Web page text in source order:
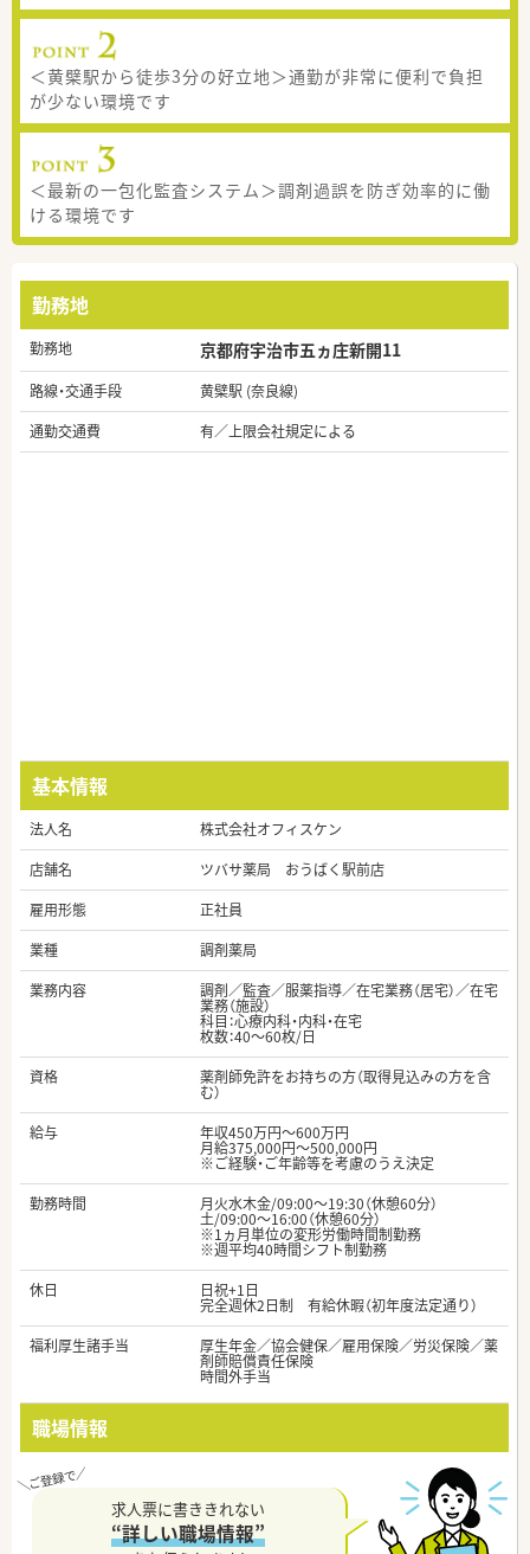
＜黄檗駅から徒歩3分の好立地＞通勤が非常に便利で負担
が少ない環境です
＜最新の一包化監査システム＞調剤過誤を防ぎ効率的に働
ける環境です
勤務地
勤務地 京都府宇治市五ヵ庄新開11
路線・交通手段
黄檗駅 (奈良線)
通勤交通費
有／上限会社規定による
基本情報
法人名
株式会社オフィスケン
店舗名
ツバサ薬局 おうばく駅前店
雇用形態
正社員
業種
調剤薬局
業務内容
調剤／監査／服薬指導／在宅業務（居宅）／在宅
業務（施設）
科目：心療内科・内科・在宅
枚数：40～60枚/日
資格
薬剤師免許をお持ちの方（取得見込みの方を含
む）
給与
年収450万円～600万円
月給375,000円～500,000円
※ご経験・ご年齢等を考慮のうえ決定
勤務時間
月火水木金/09:00～19:30（休憩60分）
土/09:00～16:00（休憩60分）
※1ヵ月単位の変形労働時間制勤務
※週平均40時間シフト制勤務
休日
日祝+1日
完全週休2日制 有給休暇（初年度法定通り）
福利厚生諸手当
厚生年金／協会健保／雇用保険／労災保険／薬
剤師賠償責任保険
時間外手当
職場情報
求人票に書ききれない
“詳しい職場情報”